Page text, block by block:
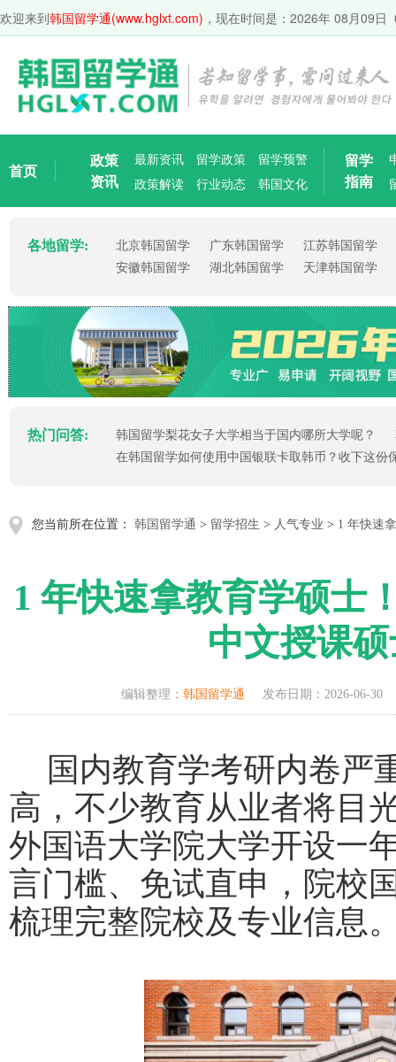
欢迎来到韩国留学通(www.hglxt.com) ，现在时间是： 2026年 08月09日
首页
政策
资讯
最新资讯 留学政策
留学预警
政策解读
行业动态 韩国文化
留学
指南
各地留学: 北京韩国留学 广东韩国留学
江苏韩国留学
安徽韩国留学
湖北韩国留学 天津韩国留学
热门问答: 韩国留学梨花女子大学相当于国内哪所大学呢？
在韩国留学如何使用中国银联卡取韩币？收下这份
您当前所在位置： 韩国留学通 > 留学招生 > 人气专业 > 1 年快速
1 年快速拿教育学硕士
中文授课
编辑整理： 韩国留学通 发布日期：2026-06-30
国内教育学考研内卷严
高，不少教育从业者将目
外国语大学院大学开设一
言门槛、免试直申，院校
梳理完整院校及专业信息